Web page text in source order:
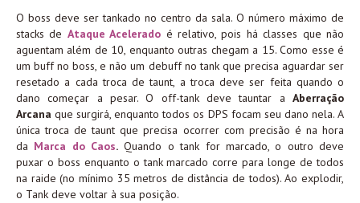
O boss deve ser tankado no centro da sala. O número máximo de
stacks de Ataque Acelerado é relativo, pois há classes que não
aguentam além de 10, enquanto outras chegam a 15. Como esse é
um buff no boss, e não um debuff no tank que precisa aguardar ser
resetado a cada troca de taunt, a troca deve ser feita quando o
dano começar a pesar. O off-tank deve tauntar a Aberração
Arcanaque surgirá, enquanto todos os DPS focam seu dano nela. A
única troca de taunt que precisa ocorrer com precisão é na hora
da Marca do Caos. Quando o tank for marcado, o outro deve
puxar o boss enquanto o tank marcado corre para longe de todos
na raide (no mínimo 35 metros de distância de todos). Ao explodir,
o Tank deve voltar à sua posição.